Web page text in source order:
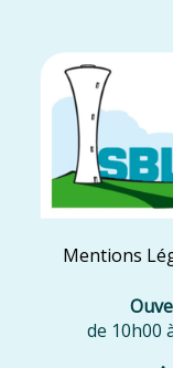
Mentions
de 10h00